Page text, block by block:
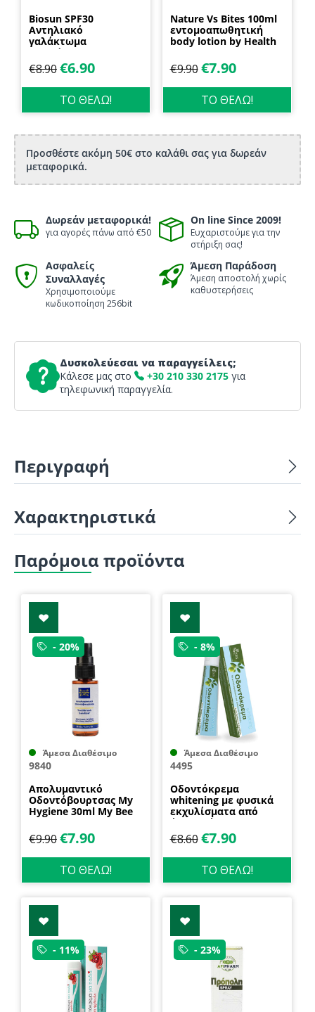
Biosun SPF30
Αντηλιακό
γαλάκτωμα
προσώπου και
σώματος 70ml
Biosanto
€8.90€6.90
ΤΟ ΘΕΛΩ!
Nature Vs Bites 100ml
εντομοαπωθητική
body lotion by Health
€9.90 €7.90
ΤΟ ΘΕΛΩ!
Προσθέστε ακόμη 50€ στο καλάθι σας για δωρεάν
μεταφορικά.
Δωρεάν μεταφορικά!
για αγορές πάνω από €50
On line Since 2009!
Ευχαριστούμε για την
στήριξη σας!
Ασφαλείς
Συναλλαγές
Χρησιμοποιούμε
κωδικοποίηση 256bit
Άμεση Παράδοση
Άμεση αποστολή χωρίς
καθυστερήσεις
Δυσκολεύεσαι να παραγγείλεις;
Κάλεσε μας στο
+30 210 330 2175 για
τηλεφωνική παραγγελία.
Περιγραφή
Χαρακτηριστικά
Παρόμοια προϊόντα
- 20%
Άμεσα Διαθέσιμο
9840
Απολυμαντικό
Οδοντόβουρτσας My
Hygiene 30ml My Bee
€9.90€7.90
ΤΟ ΘΕΛΩ!
- 8%
Άμεσα Διαθέσιμο
4495
Οδοντόκρεμα
whitening με φυσικά
εκχυλίσματα από
άγρια βότανα &
λεμόνι 75ml Rizes
Crete
€8.60 €7.90
ΤΟ ΘΕΛΩ!
- 11% - 23%